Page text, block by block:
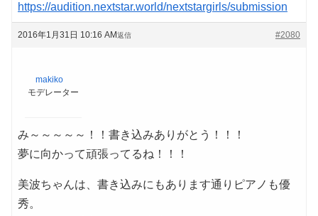
https://audition.nextstar.world/nextstargirls/submission
2016年1月31日 10:16 AM #2080
返信
makiko
モデレーター
み～～～～～！！書き込みありがとう！！！
夢に向かって頑張ってるね！！！
美波ちゃんは、書き込みにもあります通りピアノも優
秀。